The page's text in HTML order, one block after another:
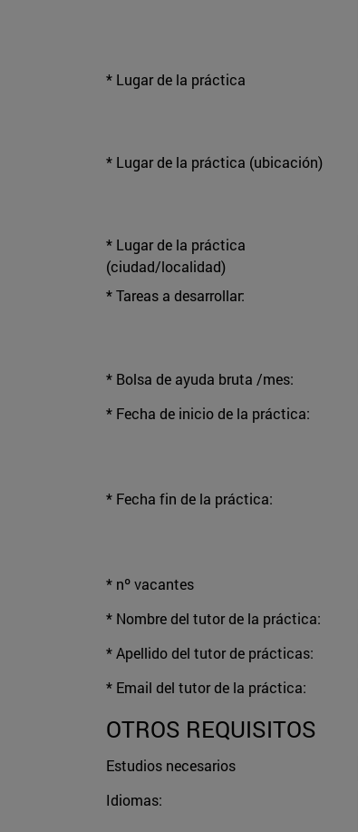
* Lugar de la práctica
* Lugar de la práctica (ubicación)
* Lugar de la práctica
(ciudad/localidad)
* Tareas a desarrollar:
* Bolsa de ayuda bruta /mes:
* Fecha de inicio de la práctica:
* Fecha fin de la práctica:
* nº vacantes
* Nombre del tutor de la práctica:
* Apellido del tutor de prácticas:
* Email del tutor de la práctica:
OTROS REQUISITOS
Estudios necesarios
Idiomas: